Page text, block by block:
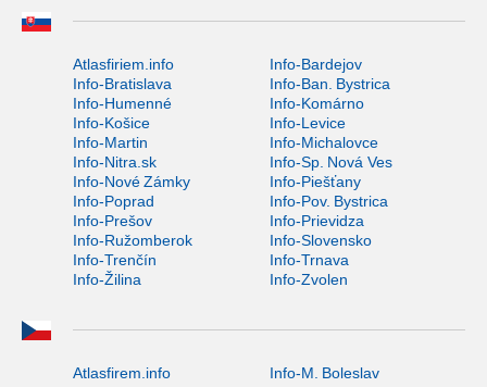
Atlasfiriem.info
Info-Bardejov
Info-Bratislava
Info-Ban. Bystrica
Info-Humenné
Info-Komárno
Info-Košice
Info-Levice
Info-Martin
Info-Michalovce
Info-Nitra.sk
Info-Sp. Nová Ves
Info-Nové Zámky
Info-Piešťany
Info-Poprad
Info-Pov. Bystrica
Info-Prešov
Info-Prievidza
Info-Ružomberok
Info-Slovensko
Info-Trenčín
Info-Trnava
Info-Žilina
Info-Zvolen
Atlasfirem.info
Info-M. Boleslav